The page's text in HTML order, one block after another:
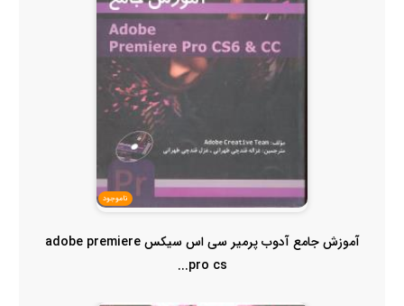
ناموجود
آموزش جامع آدوب پرمیر سی اس سیکس adobe premiere
pro cs...